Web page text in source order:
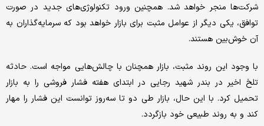
شرکت‌ها منجر خواهد شد. همچنین ورود تکنولوژی‌‌‌های جدید در صورت
توافق، یکی دیگر از عوامل مثبت برای بازار خواهد بود که سرمایه‌گذاران به
آن خوش‌بین هستند.
با وجود این روند مثبت، بازار همچنان با چالش‌‌‌هایی مواجه است. حادثه
تلخ اخیر در بندر شهید رجایی در ابتدای هفته فشار فروشی را به بازار
تحمیل کرد. با این حال، بازار طی دو تا سه‌روز توانست این فشار را مهار
کند و به روند طبیعی خود بازگردد.